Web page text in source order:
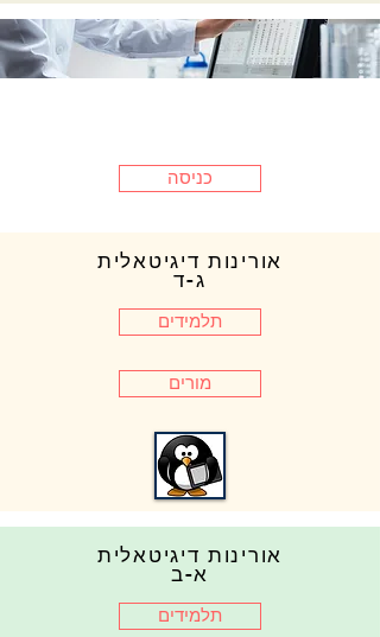
כניסה
אורינות דיגיטאלית
ג-ד
תלמידים
מורים
אורינות דיגיטאלית
א-ב
תלמידים